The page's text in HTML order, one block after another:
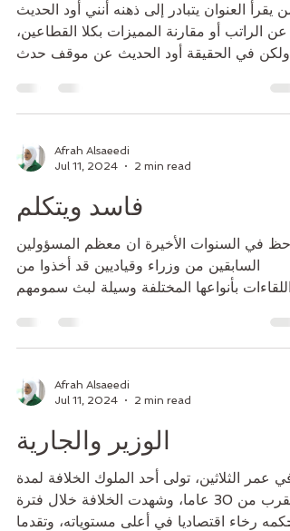
من يقرأ العنوان يتبادر إلى ذهنه أنني أود الحديث
عن الراتب أو مقارنة المميزات بكلا القطاعين،
ولكن في الحقيقة أود الحديث عن موقف حدث
Afrah Alsaeedi
Jul 11, 2024
2 min read
فاسد ويتكلم
في السنوات الأخيرة ان معظم المسؤولين
السابقين من وزراء وقياديين قد أخذوا من
اللقاءات بأنواعها المختلفة وسيلة لبث سمومهم
Afrah Alsaeedi
Jul 11, 2024
2 min read
الوزير والجارية
في عمر الثلاثين، تولى أحد الملوك الخلافة لمدة
تقرب من 30 عاما، وشهدت الخلافة خلال فترة
حكمه رخاء اقتصاديا في أعلى مستوياته، وتقدما